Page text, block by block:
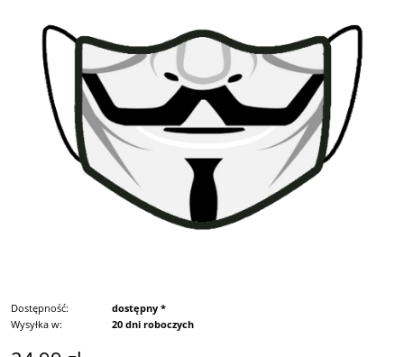
Dostępność:
dostępny *
Wysyłka w:
20 dni roboczych